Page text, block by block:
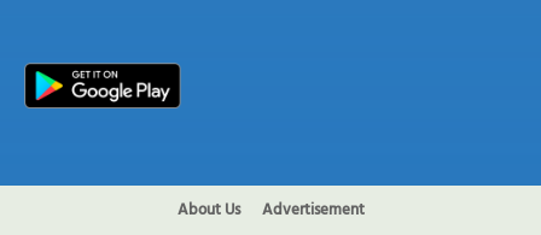
About Us Advertisement